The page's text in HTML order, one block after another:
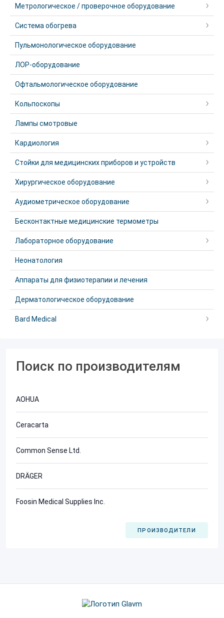
Метрологическое / проверочное оборудование
Система обогрева
Пульмонологическое оборудование
ЛОР-оборудование
Офтальмологическое оборудование
Кольпоскопы
Лампы смотровые
Кардиология
Стойки для медицинских приборов и устройств
Хирургическое оборудование
Аудиометрическое оборудование
Бесконтактные медицинские термометры
Лабораторное оборудование
Неонатология
Аппараты для физиотерапии и лечения
Дерматологическое оборудование
Bard Medical
Поиск по производителям
AOHUA
Ceracarta
Common Sense Ltd.
DRÄGER
Foosin Medical Supplies Inc.
ПРОИЗВОДИТЕЛИ